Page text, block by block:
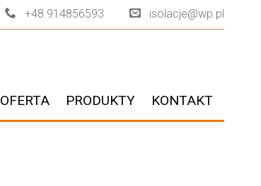
+48.914856593 isolacje@wp.pl
OFERTA PRODUKTY KONTAKT